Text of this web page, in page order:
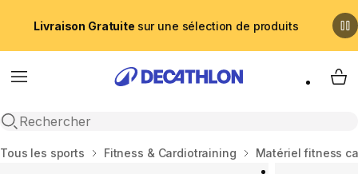
Livraison Gratuite sur une sélection de produits
Menu
Recherche ouverte
My
Accueil
Tous les sports Fitness & Cardiotraining Matériel fitness